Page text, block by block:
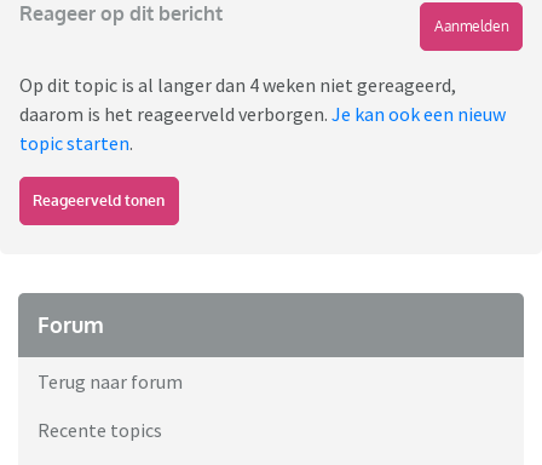
Reageer op dit bericht
Aanmelden
Op dit topic is al langer dan 4 weken niet gereageerd,
daarom is het reageerveld verborgen. Je kan ook een nieuw
topic starten.
Reageerveld tonen
Forum
Terug naar forum
Recente topics